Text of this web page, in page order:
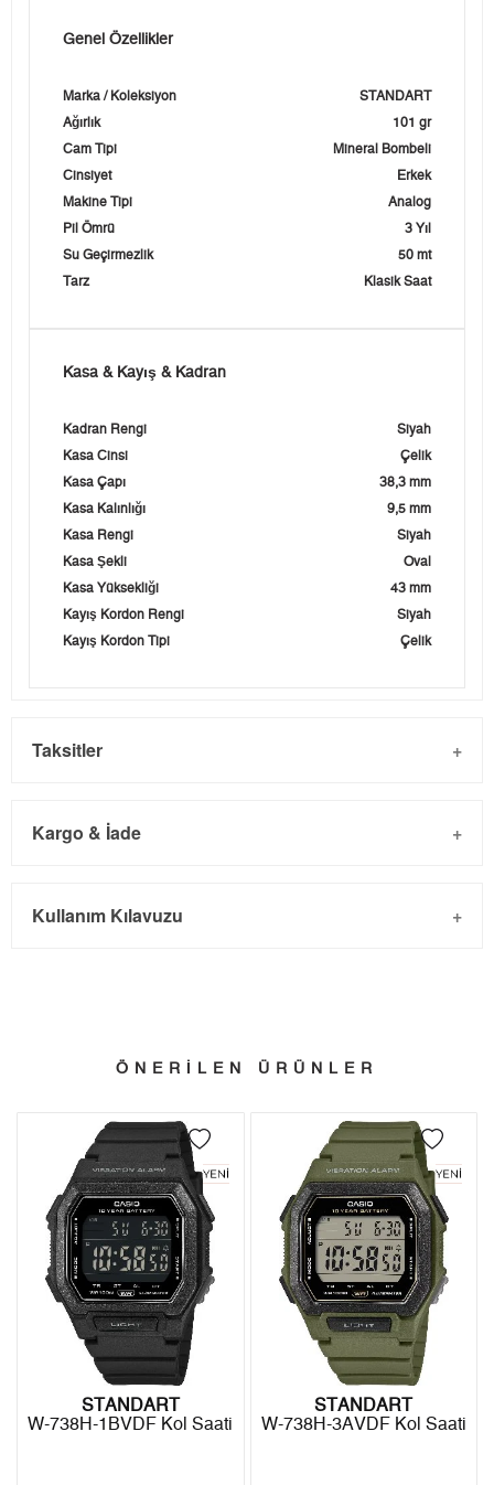
Genel Özellikler
Marka / Koleksiyon
STANDART
Ağırlık
101 gr
Cam Tipi
Mineral Bombeli
Cinsiyet
Erkek
Makine Tipi
Analog
Pil Ömrü
3 Yıl
Su Geçirmezlik
50 mt
Tarz
Klasik Saat
Kasa & Kayış & Kadran
Kadran Rengi
Siyah
Kasa Cinsi
Çelik
Kasa Çapı
38,3 mm
Kasa Kalınlığı
9,5 mm
Kasa Rengi
Siyah
Kasa Şekli
Oval
Kasa Yüksekliği
43 mm
Kayış Kordon Rengi
Siyah
Kayış Kordon Tipi
Çelik
Taksitler
1.933,61 ₺ 9.668,05 ₺
6 1.644,94 ₺ 9.869,64 ₺
1.439,97 ₺ 10.079,79 ₺
8 1.287,38 ₺ 10.299,04 ₺
9 10.526,85 ₺
Kargo & İade
Türkiye'nin her yerine 2.500₺ ve üzeri alışverişlerde Yurtiçi
- Kargonuz elinize ulaştığı tarihten itibaren 14 gün içerisinde
iade edebilirsiniz.
Kullanım Kılavuzu
ÖNERİLEN ÜRÜNLER
STANDART
W-738H-1BVDF Kol Saati
STANDART
W-738H-3AVDF Kol Saati